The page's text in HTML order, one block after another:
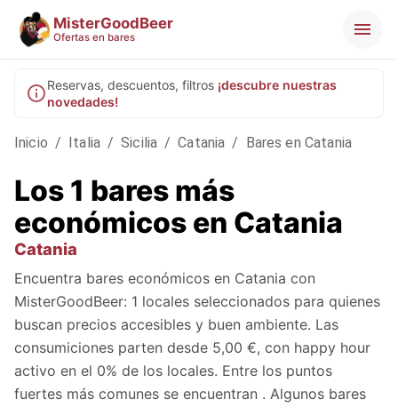
MisterGoodBeer
Ofertas en bares
Reservas, descuentos, filtros ¡descubre nuestras
novedades!
Inicio / Italia / Sicilia / Catania / Bares en Catania
Los 1 bares más
económicos en Catania
Catania
Encuentra bares económicos en Catania con
MisterGoodBeer: 1 locales seleccionados para quienes
buscan precios accesibles y buen ambiente. Las
consumiciones parten desde 5,00 €, con happy hour
activo en el 0% de los locales. Entre los puntos
fuertes más comunes se encuentran . Algunos bares